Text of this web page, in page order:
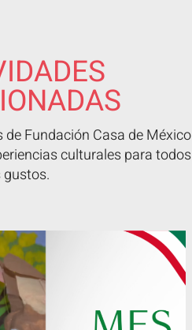
Fundación Casa de México
culturales para todos
gustos.